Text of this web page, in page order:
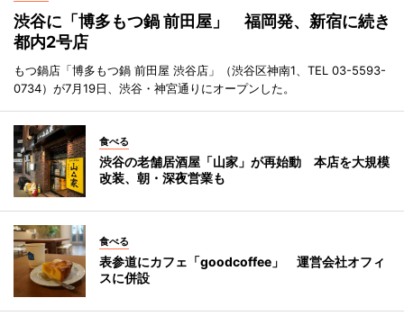
渋谷に「博多もつ鍋 前田屋」 福岡発、新宿に続き
都内2号店
もつ鍋店「博多もつ鍋 前田屋 渋谷店」（渋谷区神南1、TEL 03-5593-
0734）が7月19日、渋谷・神宮通りにオープンした。
食べる
渋谷の老舗居酒屋「山家」が再始動 本店を大規模
改装、朝・深夜営業も
食べる
表参道にカフェ「goodcoffee」 運営会社オフィ
スに併設